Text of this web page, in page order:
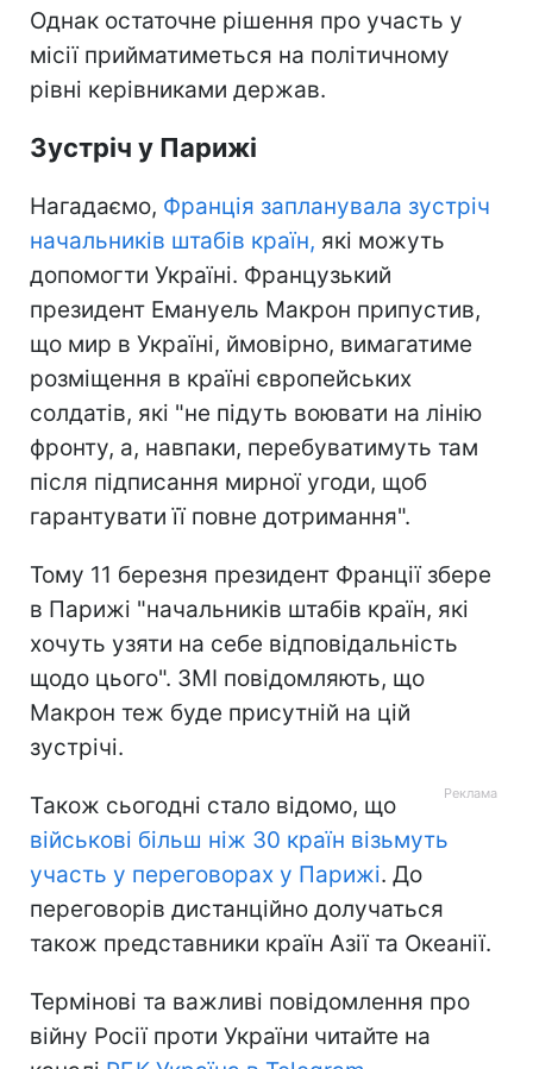
Однак остаточне рішення про участь у
місії прийматиметься на політичному
рівні керівниками держав.
Зустріч у Парижі
Нагадаємо, Франція запланувала зустріч
начальників штабів країн, які можуть
допомогти Україні. Французький
президент Емануель Макрон припустив,
що мир в Україні, ймовірно, вимагатиме
розміщення в країні європейських
солдатів, які "не підуть воювати на лінію
фронту, а, навпаки, перебуватимуть там
після підписання мирної угоди, щоб
гарантувати її повне дотримання".
Тому 11 березня президент Франції збере
в Парижі "начальників штабів країн, які
хочуть узяти на себе відповідальність
щодо цього". ЗМІ повідомляють, що
Макрон теж буде присутній на цій
зустрічі.
Також сьогодні стало відомо, що
військові більш ніж 30 країн візьмуть
участь у переговорах у Парижі. До
переговорів дистанційно долучаться
також представники країн Азії та Океанії.
Термінові та важливі повідомлення про
війну Росії проти України читайте на